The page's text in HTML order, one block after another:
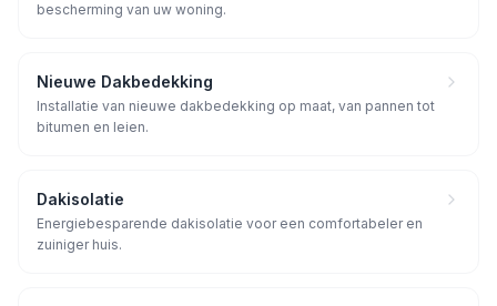
bescherming van uw woning.
Nieuwe Dakbedekking
Installatie van nieuwe dakbedekking op maat, van pannen tot
bitumen en leien.
Dakisolatie
Energiebesparende dakisolatie voor een comfortabeler en
zuiniger huis.